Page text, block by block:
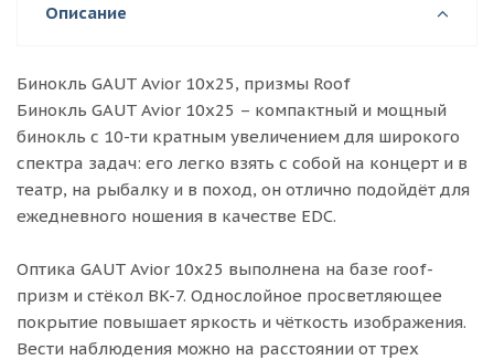
Описание
Бинокль GAUT Avior 10x25, призмы Roof
Бинокль GAUT Avior 10x25 – компактный и мощный
бинокль с 10-ти кратным увеличением для широкого
спектра задач: его легко взять с собой на концерт и в
театр, на рыбалку и в поход, он отлично подойдёт для
ежедневного ношения в качестве EDC.
Оптика GAUT Avior 10x25 выполнена на базе roof-
призм и стёкол BK-7. Однослойное просветляющее
покрытие повышает яркость и чёткость изображения.
Вести наблюдения можно на расстоянии от трех